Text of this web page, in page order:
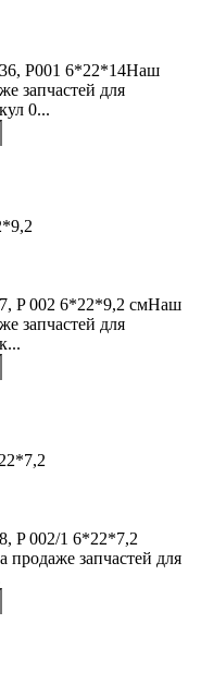
Р001 6*22*14Наш
запчастей для
0...
P 002 6*22*9,2 смНаш
запчастей для
P 002/1 6*22*7,2
продаже запчастей для